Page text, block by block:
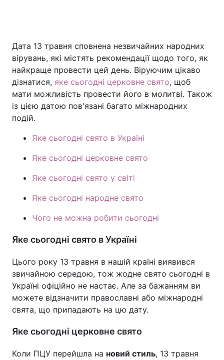
Дата 13 травня сповнена незвичайних народних
вірувань, які містять рекомендації щодо того, як
найкраще провести цей день. Віруючим цікаво
дізнатися, яке сьогодні церковне свято, щоб
мати можливість провести його в молитві. Також
із цією датою пов'язані багато міжнародних
подій.
Яке сьогодні свято в Україні
Яке сьогодні церковне свято
Яке сьогодні свято у світі
Яке сьогодні народне свято
Чого не можна робити сьогодні
Яке сьогодні свято в Україні
Цього року 13 травня в нашій країні виявився
звичайною середою, тож жодне свято сьогодні в
Україні офіційно не настає. Але за бажанням ви
можете відзначити православні або міжнародні
свята, що припадають на цю дату.
Яке сьогодні церковне свято
Коли ПЦУ перейшла на новий стиль, 13 травня